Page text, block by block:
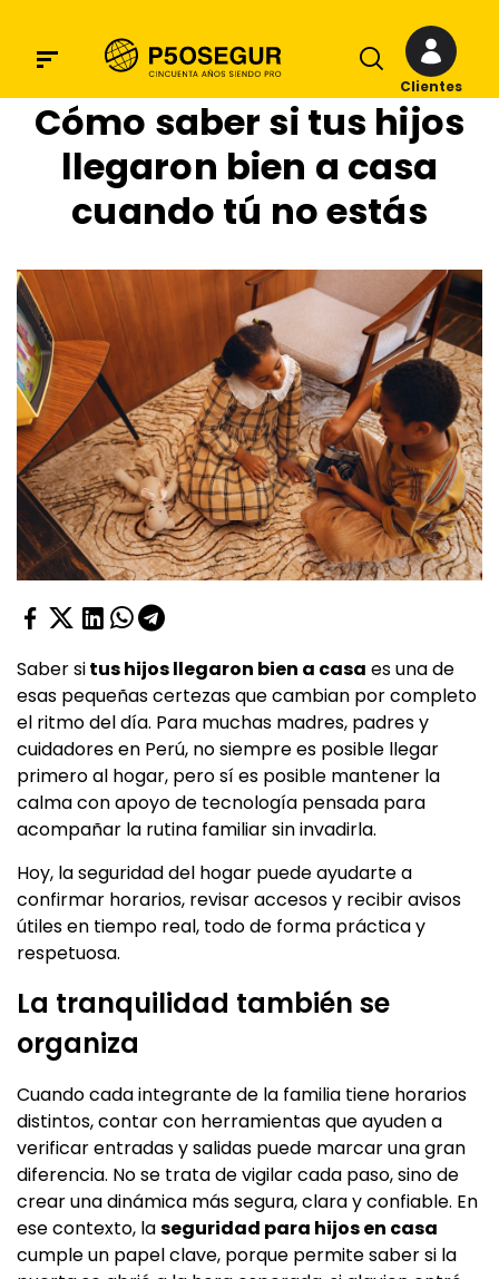
Clientes
Cómo saber si tus hijos
llegaron bien a casa
cuando tú no estás
Saber situs hijos llegaron bien a casa es una de
esas pequeñas certezas que cambian por completo
el ritmo del día. Para muchas madres, padres y
cuidadores en Perú, no siempre es posible llegar
primero al hogar, pero sí es posible mantener la
calma con apoyo de tecnología pensada para
acompañar la rutina familiar sin invadirla.
Hoy, la seguridad del hogar puede ayudarte a
confirmar horarios, revisar accesos y recibir avisos
útiles en tiempo real, todo de forma práctica y
respetuosa.
La tranquilidad también se
organiza
Cuando cada integrante de la familia tiene horarios
distintos, contar con herramientas que ayuden a
verificar entradas y salidas puede marcar una gran
diferencia. No se trata de vigilar cada paso, sino de
crear una dinámica más segura, clara y confiable. En
ese contexto, laseguridad para hijos en casa
cumple un papel clave, porque permite saber si la